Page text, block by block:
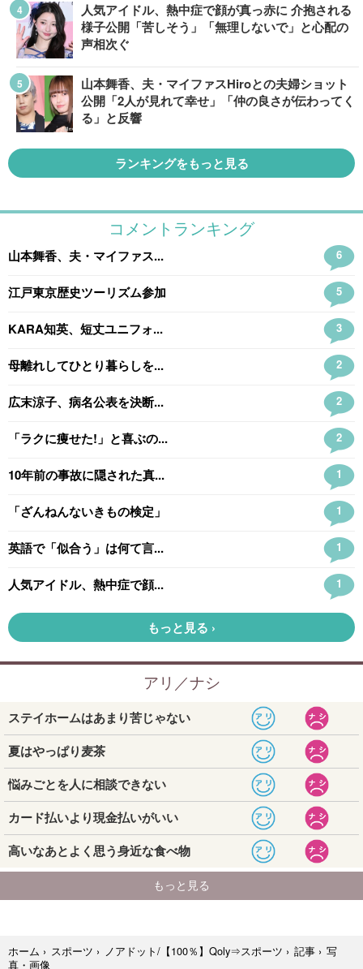
人気アイドル、熱中症で顔が真っ赤に 介抱される
様子公開「苦しそう」「無理しないで」と心配の
声相次ぐ
山本舞香、夫・マイファスHiroとの夫婦ショット
公開「2人が見れて幸せ」「仲の良さが伝わってく
る」と反響
ランキングをもっと見る
ホーム › スポーツ › ノアドット/【100％】Qoly⇒スポーツ › 記事 › 写
真・画像